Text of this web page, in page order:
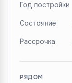
Год постройки
Состояние
Рассрочка
РЯДОМ